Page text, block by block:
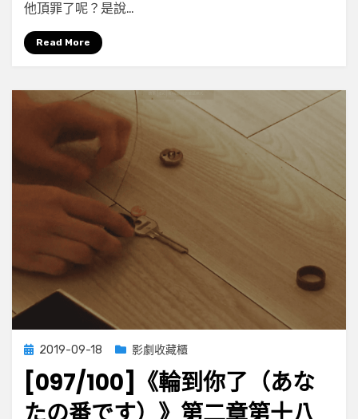
の
番
す）》
第
十
他頂罪了呢？是說…
Read More
Posted
on
2019-09-18 影劇收藏櫃
[097/100]《輪到你了（あな